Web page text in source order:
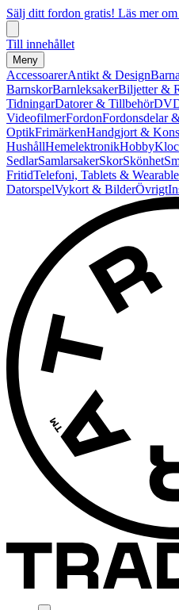
Sälj ditt fordon gratis! Läs mer
Till innehållet
Meny
AccessoarerAntikt & Design
BarnskorBarnleksakerBiljetter &
TidningarDatorer & Tillbehör
VideofilmerFordonFordonsdelar
OptikFrimärkenHandgjort &
HushållHemelektronikHobby
SedlarSamlarsakerSkorSkönhet
FritidTelefoni, Tablets &
DatorspelVykort & BilderÖvrigt